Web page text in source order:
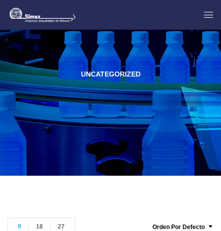
UNCATEGORIZED
Orden Por Defecto
9 18 27